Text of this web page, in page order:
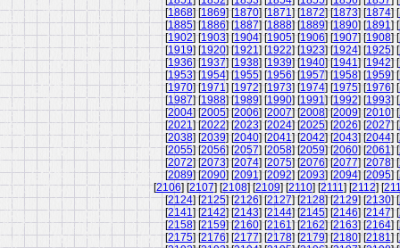
[1868] [1869] [1870] [1871] [1872] [1873] [1874] [
[1885] [1886] [1887] [1888] [1889] [1890] [1891] [
[1902] [1903] [1904] [1905] [1906] [1907] [1908] [
[1919] [1920] [1921] [1922] [1923] [1924] [1925] [
[1936] [1937] [1938] [1939] [1940] [1941] [1942] [
[1953] [1954] [1955] [1956] [1957] [1958] [1959] [
[1970] [1971] [1972] [1973] [1974] [1975] [1976] [
[1987] [1988] [1989] [1990] [1991] [1992] [1993] [
[2004] [2005] [2006] [2007] [2008] [2009] [2010] [
[2021] [2022] [2023] [2024] [2025] [2026] [2027] [
[2038] [2039] [2040] [2041] [2042] [2043] [2044] [
[2055] [2056] [2057] [2058] [2059] [2060] [2061] [
[2072] [2073] [2074] [2075] [2076] [2077] [2078] [
[2089] [2090] [2091] [2092] [2093] [2094] [2095] [
[2106] [2107] [2108] [2109] [2110] [2111] [2112] [
[2124] [2125] [2126] [2127] [2128] [2129] [2130] [
[2141] [2142] [2143] [2144] [2145] [2146] [2147] [
[2158] [2159] [2160] [2161] [2162] [2163] [2164] [
[2175] [2176] [2177] [2178] [2179] [2180] [2181] [